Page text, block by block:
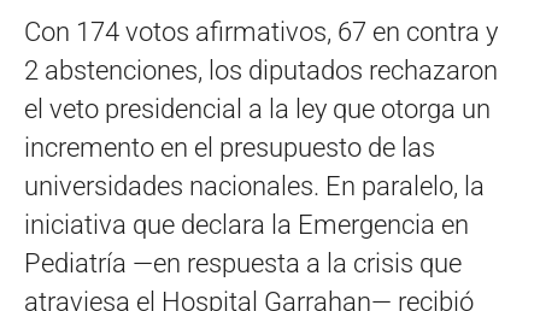
Con 174 votos afirmativos, 67 en contra y
2 abstenciones, los diputados rechazaron
el veto presidencial a la ley que otorga un
incremento en el presupuesto de las
universidades nacionales. En paralelo, la
iniciativa que declara la Emergencia en
Pediatría —en respuesta a la crisis que
atraviesa el Hospital Garrahan— recibió